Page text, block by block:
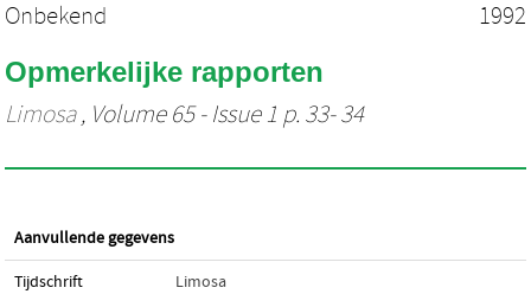
Onbekend 1992
Opmerkelijke rapporten
Limosa, Volume 65 - Issue 1 p. 33- 34
Aanvullende gegevens
Tijdschrift Limosa